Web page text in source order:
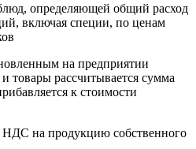
определяющей общий расход
включая специи, по ценам
на предприятии
товары рассчитывается сумма
к стоимости
на продукцию собственного